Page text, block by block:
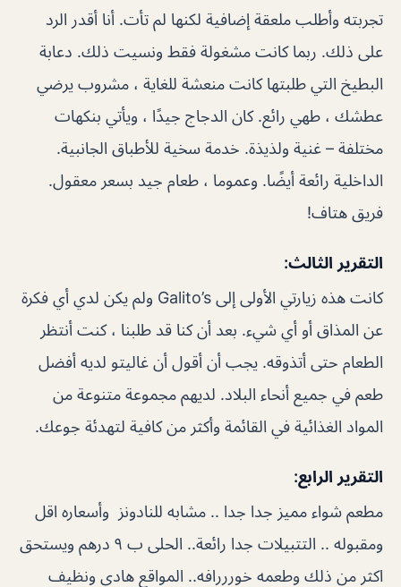
تجربته وأطلب ملعقة إضافية لكنها لم تأت. أنا أقدر الرد
على ذلك. ربما كانت مشغولة فقط ونسيت ذلك. دعابة
البطيخ التي طلبتها كانت منعشة للغاية ، مشروب يرضي
عطشك ، طهي رائع. كان الدجاج جيدًا ، ويأتي بنكهات
مختلفة – غنية ولذيذة. خدمة سخية للأطباق الجانبية.
الداخلية رائعة أيضًا. وعموما ، طعام جيد بسعر معقول.
فريق هتاف!
التقرير الثالث:
كانت هذه زيارتي الأولى إلى Galito’s ولم يكن لدي أي فكرة
عن المذاق أو أي شيء. بعد أن كنا قد طلبنا ، كنت أنتظر
الطعام حتى أتذوقه. يجب أن أقول أن غاليتو لديه أفضل
طعم في جميع أنحاء البلاد. لديهم مجموعة متنوعة من
المواد الغذائية في القائمة وأكثر من كافية لتهدئة جوعك.
التقرير الرابع:
مطعم شواء مميز جدا جدا .. مشابه للنادونز وأسعاره اقل
ومقبوله .. التتبيلات جدا رائعة.. الحلى ب ٩ درهم ويستحق
اكثر من ذلك وطعمه خورررافه.. المواقع هادي ونظيف